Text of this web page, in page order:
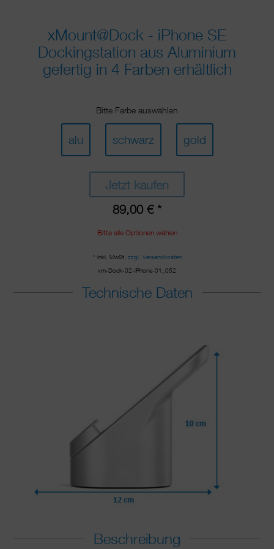
xMount@Dock - iPhone SE
Dockingstation aus Aluminium
gefertig in 4 Farben erhältlich
Bitte Farbe auswählen
alu schwarz gold
Jetzt kaufen
89,00 € *
Bitte alle Optionen wählen
* inkl. MwSt. zzgl. Versandkosten
xm-Dock-02-iPhone-01_052
Technische Daten
Beschreibung